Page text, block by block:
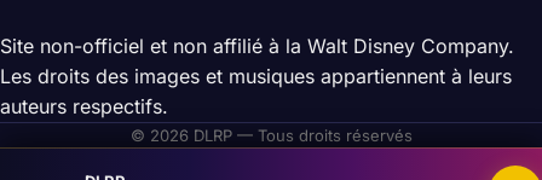
Site non-officiel et non affilié à la Walt Disney Company.
Les droits des images et musiques appartiennent à leurs
auteurs respectifs.
© 2026 DLRP — Tous droits réservés